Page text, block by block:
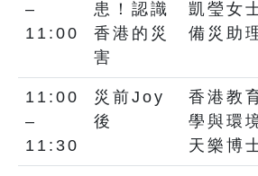
–
11:00
患！認識
香港的災
害
凱瑩女
備災助
11:00
–
11:30
災前Joy
後
香港教
學與環
天樂博